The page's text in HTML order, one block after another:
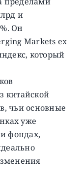
и
Он
Markets ex
который
китайской
чьи основные
уже
фондах,